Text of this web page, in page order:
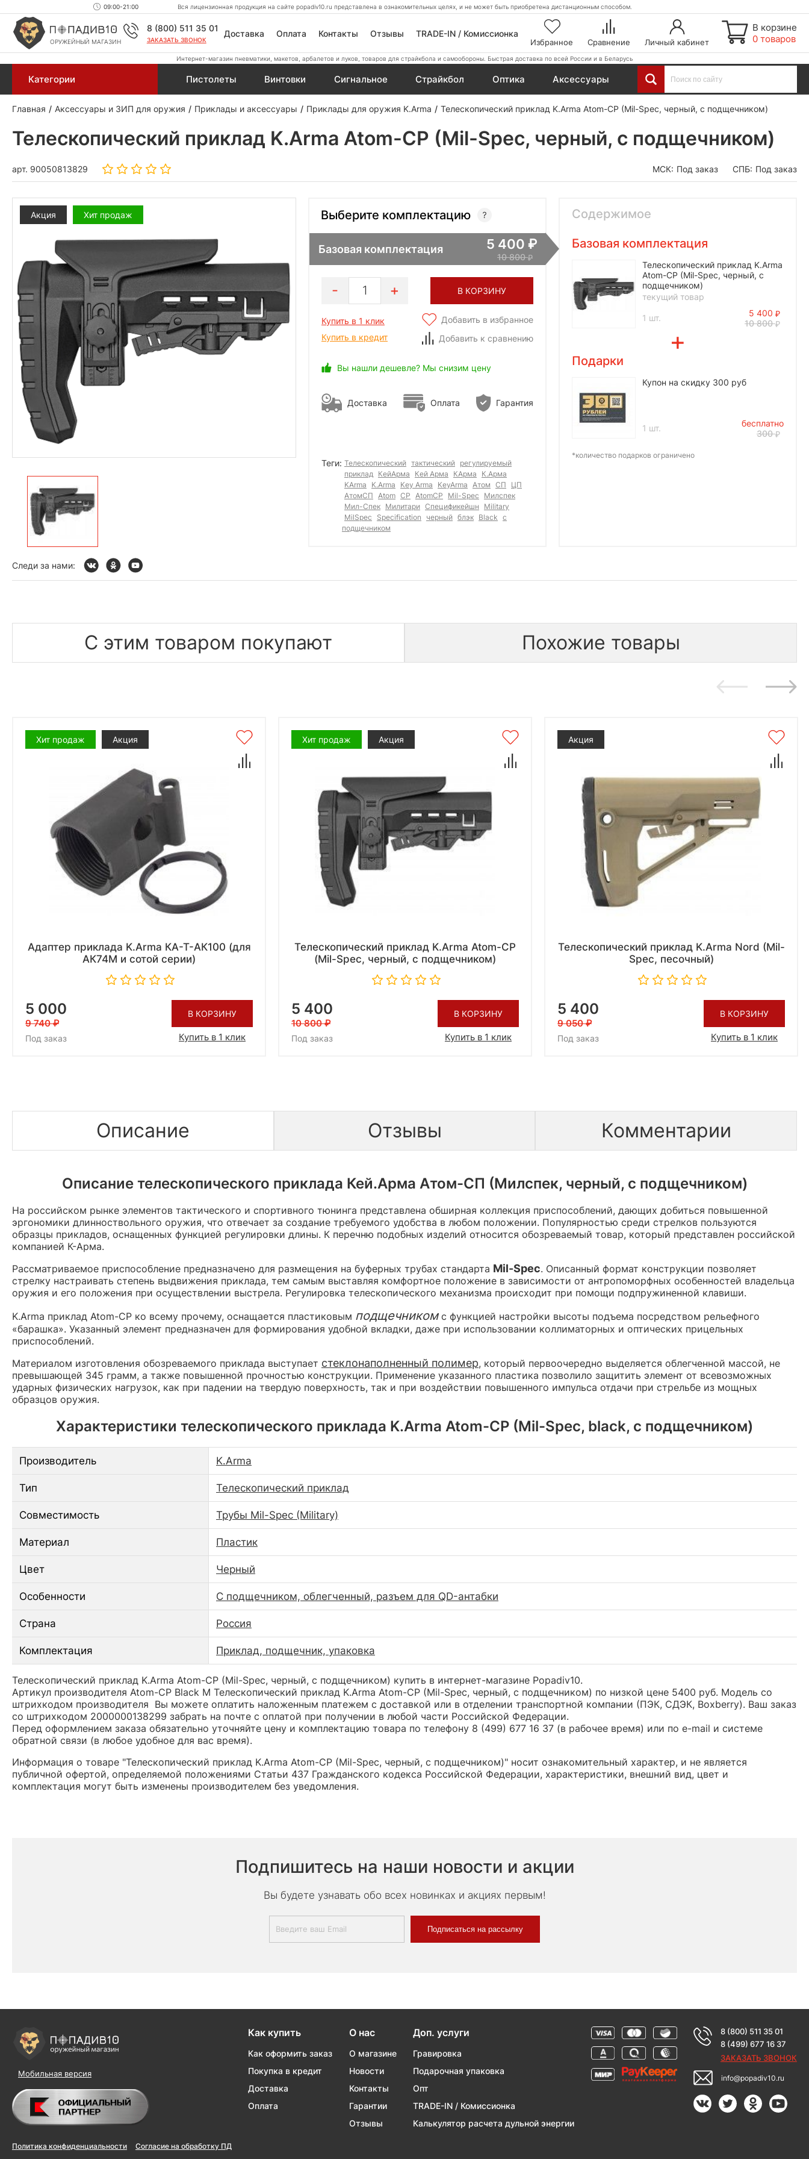
09:00-21:00 Вся лицензионная продукция на сайте popadiv10.ru представлена в ознакомительных целях, и не может быть приобретена дистанционным способом.
ОРУЖЕЙНЫЙ МАГАЗИН
8 (800) 511 35 01
ЗАКАЗАТЬ ЗВОНОК
Доставка Оплата Контакты Отзывы TRADE-IN / Комиссионка
Избранное Сравнение Личный кабинет
В корзине
0 товаров
Интернет-магазин пневматики, макетов, арбалетов и луков, товаров для страйкбола и самообороны. Быстрая доставка по всей России и в Беларусь
Категории Пистолеты Винтовки Сигнальное Страйкбол Оптика Аксессуары
Главная Аксессуары и ЗИП для оружия Приклады и аксессуары Приклады для оружия K.Arma Телескопический приклад K.Arma Atom-CP (Mil-Spec, черный, с подщечником)
Телескопический приклад K.Arma Atom-CP (Mil-Spec, черный, с подщечником)
арт. 90050813829 МСК: Под заказ СПБ: Под заказ
Акция Хит продаж Выберите комплектацию
Базовая комплектация 5 400
10 800
1 В КОРЗИНУ
Купить в 1 клик
Купить в кредит
Добавить в избранное
Добавить к сравнению
Вы нашли дешевле? Мы снизим цену
Доставка Оплата Гарантия
Теги: Телескопический тактический регулируемый
приклад
КейАрма Кей Арма КАрма
К.Арма
KArma
K.Arma Key Arma KeyArma Атом СП
ЦП
АтомСП
Atom CP AtomCP Mil-Spec
Милспек
Мил-Спек Милитари Спецификейшн
Military
MilSpec
Specification черный блэк Black с
подщечником
Содержимое
Базовая комплектация
Телескопический приклад K.Arma
Atom-CP (Mil-Spec, черный, с
подщечником)
текущий товар
1 шт.
5 400
10 800
Подарки
Купон на скидку 300 руб
1 шт.
бесплатно
300
*количество подарков ограничено
Следи за нами:
С этим товаром покупают Похожие товары
Хит продаж Акция
Адаптер приклада K.Arma КА-Т-АК100 (для
АК74М и сотой серии)
5 000
9 740
Под заказ
В КОРЗИНУ
Купить в 1 клик
Хит продаж Акция
Телескопический приклад K.Arma Atom-CP
(Mil-Spec, черный, с подщечником)
5 400
10 800
Под заказ
В КОРЗИНУ
Купить в 1 клик
Акция
Телескопический приклад K.Arma Nord (Mil-
Spec, песочный)
5 400
9 050
Под заказ
В КОРЗИНУ
Купить в 1 клик
Описание Отзывы Комментарии
Описание телескопического приклада Кей.Арма Атом-СП (Милспек, черный, с подщечником)
На российском рынке элементов тактического и спортивного тюнинга представлена обширная коллекция приспособлений, дающих добиться повышенной
эргономики длинноствольного оружия, что отвечает за создание требуемого удобства в любом положении. Популярностью среди стрелков пользуются
образцы прикладов, оснащенных функцией регулировки длины. К перечню подобных изделий относится обозреваемый товар, который представлен российской
компанией К-Арма.
Рассматриваемое приспособление предназначено для размещения на буферных трубах стандарта Mil-Spec. Описанный формат конструкции позволяет
стрелку настраивать степень выдвижения приклада, тем самым выставляя комфортное положение в зависимости от антропоморфных особенностей владельца
оружия и его положения при осуществлении выстрела. Регулировка телескопического механизма происходит при помощи подпружиненной клавиши.
K.Arma приклад Atom-CP ко всему прочему, оснащается пластиковым подщечникомс функцией настройки высоты подъема посредством рельефного
«барашка». Указанный элемент предназначен для формирования удобной вкладки, даже при использовании коллиматорных и оптических прицельных
приспособлений.
Материалом изготовления обозреваемого приклада выступает стеклонаполненный полимер, который первоочередно выделяется облегченной массой, не
превышающей 345 грамм, а также повышенной прочностью конструкции. Применение указанного пластика позволило защитить элемент от всевозможных
ударных физических нагрузок, как при падении на твердую поверхность, так и при воздействии повышенного импульса отдачи при стрельбе из мощных
образцов оружия.
Характеристики телескопического приклада K.Arma Atom-CP (Mil-Spec, black, с подщечником)
Производитель K.Arma
Тип Телескопический приклад
Совместимость Трубы Mil-Spec (Military)
Материал Пластик
Цвет Черный
Особенности С подщечником, облегченный, разъем для QD-антабки
Страна Россия
Комплектация Приклад, подщечник, упаковка
Телескопический приклад K.Arma Atom-CP (Mil-Spec, черный, с подщечником) купить в интернет-магазине Popadiv10.
Артикул производителя Atom-CP Black M Телескопический приклад K.Arma Atom-CP (Mil-Spec, черный, с подщечником) по низкой цене 5400 руб. Модель со
штрихкодом производителя Вы можете оплатить наложенным платежем с доставкой или в отделении транспортной компании (ПЭК, СДЭК, Boxberry). Ваш заказ
со штрихкодом 2000000138299 забрать на почте с оплатой при получении в любой части Российской Федерации.
Перед оформлением заказа обязательно уточняйте цену и комплектацию товара по телефону 8 (499) 677 16 37 (в рабочее время) или по e-mail и системе
обратной связи (в любое удобное для вас время).
Информация о товаре "Телескопический приклад K.Arma Atom-CP (Mil-Spec, черный, с подщечником)" носит ознакомительный характер, и не является
публичной офертой, определяемой положениями Статьи 437 Гражданского кодекса Российской Федерации, характеристики, внешний вид, цвет и
комплектация могут быть изменены производителем без уведомления.
Подпишитесь на наши новости и акции
Вы будете узнавать обо всех новинках и акциях первым!
Подписаться на рассылку
Мобильная версия
Политика конфиденциальности Согласие на обработку ПД
Как купить
Как оформить заказ
Покупка в кредит
Доставка
Оплата
О нас
О магазине
Новости
Контакты
Гарантии
Отзывы
Доп. услуги
Гравировка
Подарочная упаковка
Опт
TRADE-IN / Комиссионка
Калькулятор расчета дульной энергии
8 (800) 511 35 01
8 (499) 677 16 37
ЗАКАЗАТЬ ЗВОНОК
info@popadiv10.ru